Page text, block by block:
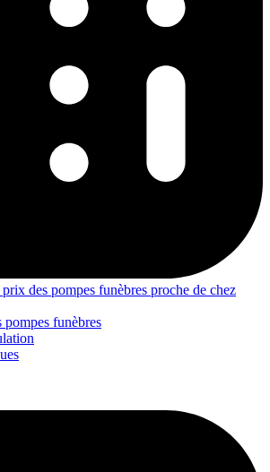
des pompes funèbres proche de chez
funèbres